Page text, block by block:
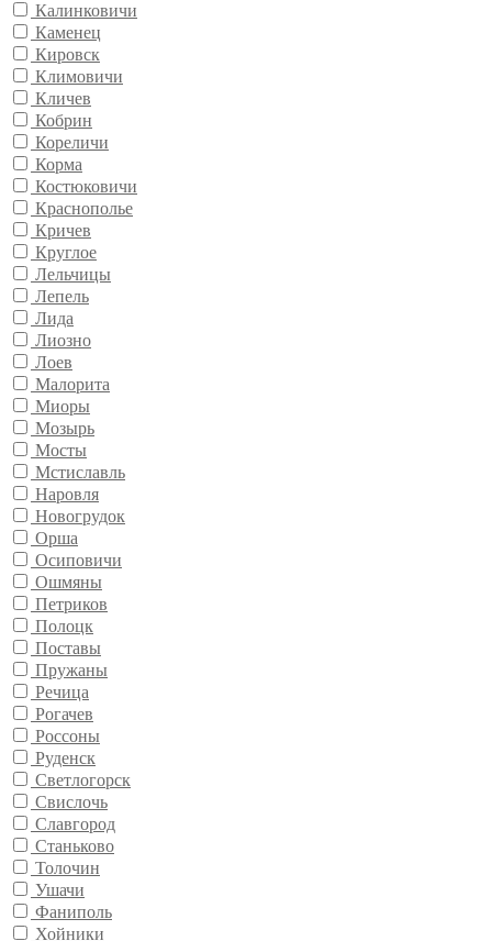
Калинковичи
Каменец
Кировск
Климовичи
Кличев
Кобрин
Кореличи
Корма
Костюковичи
Краснополье
Кричев
Круглое
Лельчицы
Лепель
Лида
Лиозно
Лоев
Малорита
Миоры
Мозырь
Мосты
Мстиславль
Наровля
Новогрудок
Орша
Осиповичи
Ошмяны
Петриков
Полоцк
Поставы
Пружаны
Речица
Рогачев
Россоны
Руденск
Светлогорск
Свислочь
Славгород
Станьково
Толочин
Ушачи
Фаниполь
Хойники